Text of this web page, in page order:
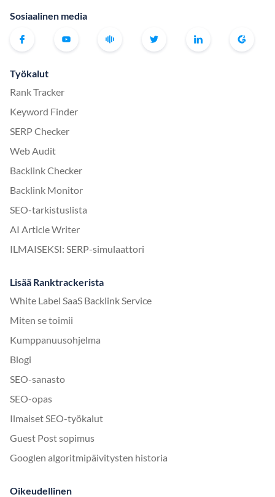
Sosiaalinen media
Työkalut
Rank Tracker
Keyword Finder
SERP Checker
Web Audit
Backlink Checker
Backlink Monitor
SEO-tarkistuslista
AI Article Writer
ILMAISEKSI: SERP-simulaattori
Lisää Ranktrackerista
White Label SaaS Backlink Service
Miten se toimii
Kumppanuusohjelma
Blogi
SEO-sanasto
SEO-opas
Ilmaiset SEO-työkalut
Guest Post sopimus
Googlen algoritmipäivitysten historia
Oikeudellinen